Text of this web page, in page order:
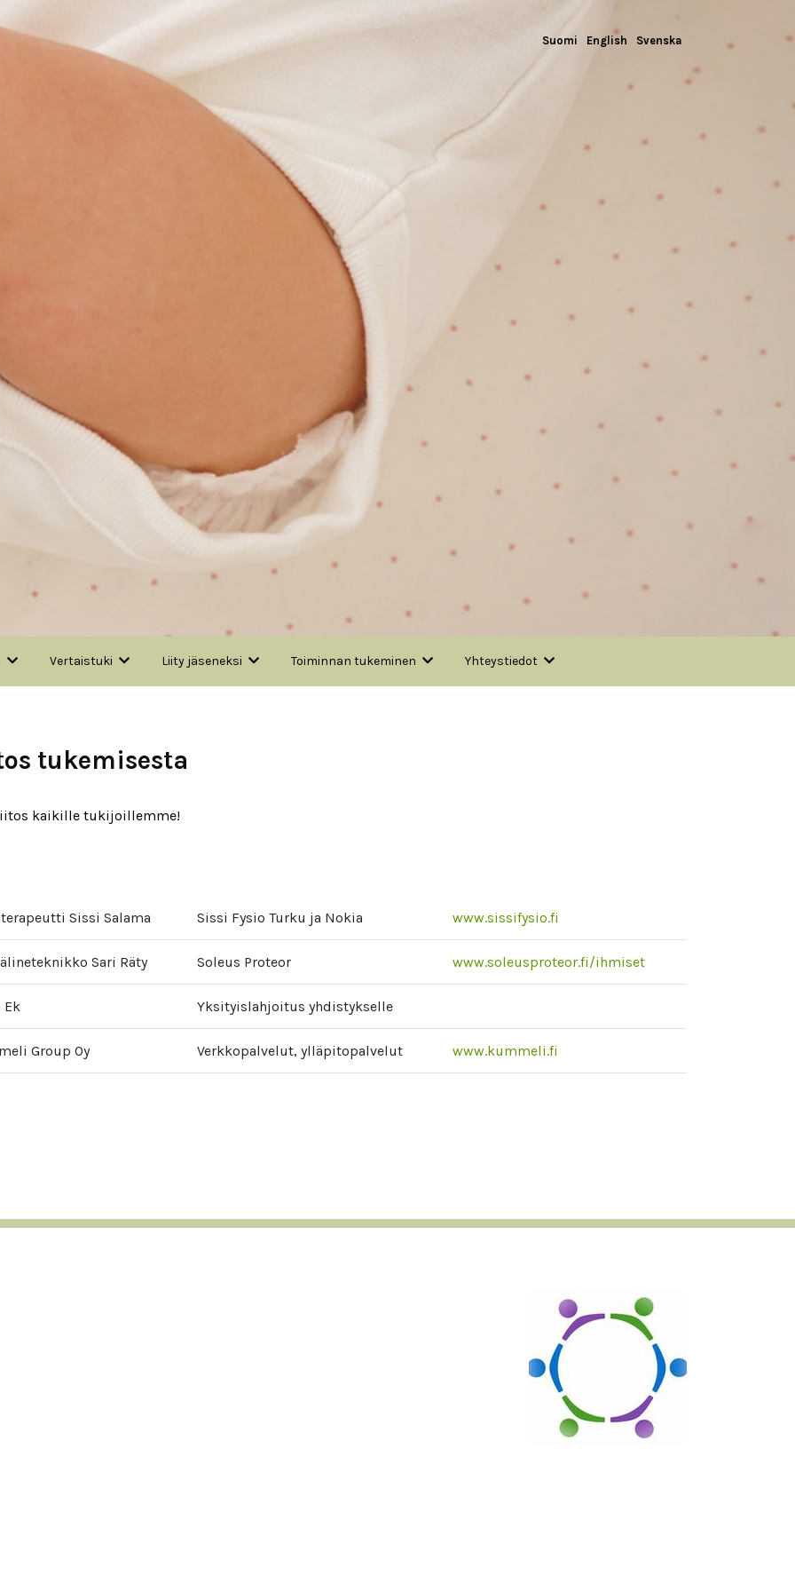
Suomi English Svenska
Vertaistuki Liity jäseneksi Toiminnan tukeminen Yhteystiedot
tukemisesta
kaikille tukijoillemme!
Sissi Salama Sissi Fysio Turku ja Nokia www.sissifysio.fi
Sari Räty Soleus Proteor www.soleusproteor.fi/ihmiset
Ek Yksityislahjoitus yhdistykselle
Group Oy Verkkopalvelut, ylläpitopalvelut www.kummeli.fi